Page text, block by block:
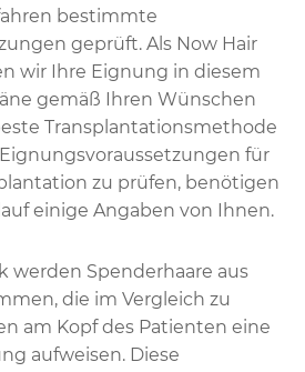
bestimmte
geprüft. Als Now Hair
wir Ihre Eignung in diesem
gemäß Ihren Wünschen
Transplantationsmethode
für
zu prüfen, benötigen
einige Angaben von Ihnen.
werden Spenderhaare aus
die im Vergleich zu
am Kopf des Patienten eine
aufweisen. Diese